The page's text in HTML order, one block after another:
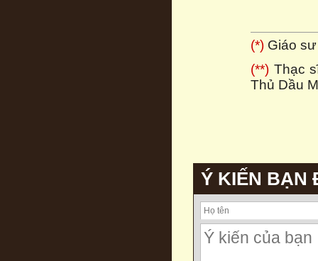
(*) Giáo
(**) Thạc
Thủ Dầu
Ý KIẾN BẠN